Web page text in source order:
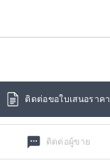
ติดต่อขอใบเสนอราคา
ติดต่อผู้ขาย